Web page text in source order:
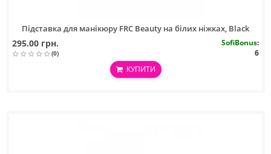
Підставка для манікюру FRC Beauty на білих ніжках, Black
295.00 грн.
(0)
SofiBonus:
6
КУПИТИ